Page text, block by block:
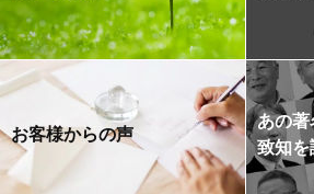
お客様からの声
あの著
致知